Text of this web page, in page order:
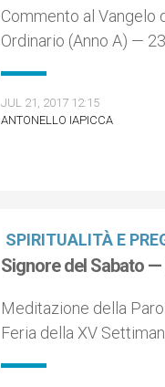
Commento al Vangelo
Ordinario (Anno A) —
JUL 21, 2017 12:15
ANTONELLO IAPICCA
SPIRITUALITÀ E
Signore del Sabato
Meditazione della
Feria della XV